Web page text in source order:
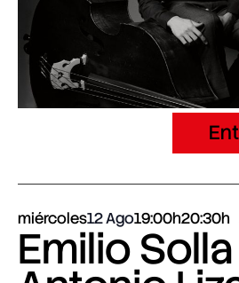
miércoles12 Ago19:00h20:30h
Emilio